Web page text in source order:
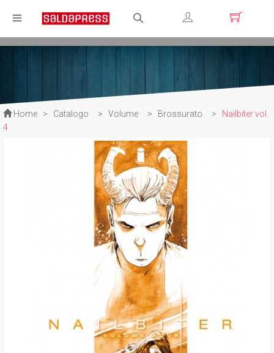
Registrati
Home > Catalogo > Volume > Brossurato >
Nailbiter vol.
4